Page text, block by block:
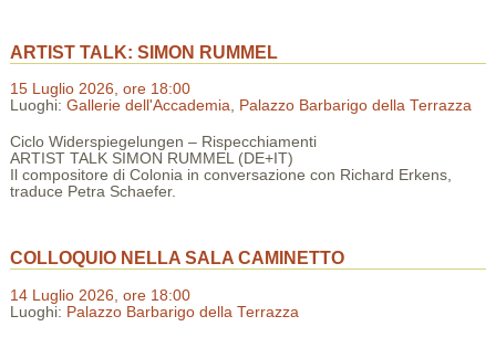
ARTIST TALK: SIMON RUMMEL
15 Luglio 2026, ore 18:00
Luoghi: Gallerie dell'Accademia, Palazzo Barbarigo della Terrazza
Ciclo Widerspiegelungen – Rispecchiamenti
ARTIST TALK SIMON RUMMEL (DE+IT)
Il compositore di Colonia in conversazione con Richard Erkens,
traduce Petra Schaefer.
COLLOQUIO NELLA SALA CAMINETTO
14 Luglio 2026, ore 18:00
Luoghi: Palazzo Barbarigo della Terrazza